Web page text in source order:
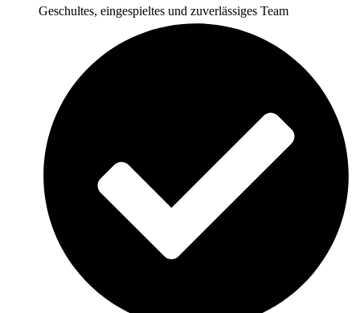
Geschultes, eingespieltes und zuverlässiges Team